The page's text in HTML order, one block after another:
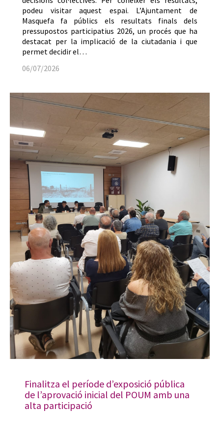
podeu visitar aquest espai. L’Ajuntament de
Masquefa fa públics els resultats finals dels
pressupostos participatius 2026, un procés que ha
destacat per la implicació de la ciutadania i que
permet decidir el…
06/07/2026
Finalitza el període d’exposició pública
de l’aprovació inicial del POUM amb una
alta participació